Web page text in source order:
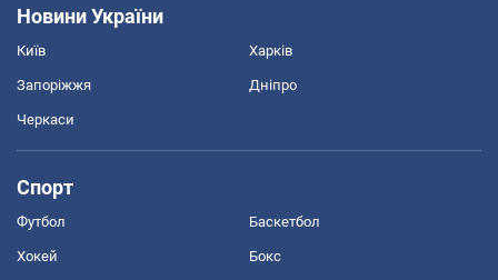
Новини України
Київ Харків
Запоріжжя Дніпро
Черкаси
Спорт
Футбол Баскетбол
Хокей Бокс